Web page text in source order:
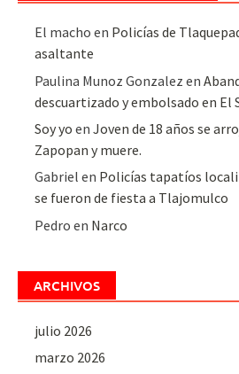
El macho en Policías de
asaltante
Paulina Munoz Gonzalez en
descuartizado y embolsado en El
Soy yo enJoven de 18 años se
Zapopan y muere.
Gabriel en Policías tapatíos
se fueron de fiesta a Tlajomulco
Pedro en Narco
ARCHIVOS
julio 2026
marzo 2026